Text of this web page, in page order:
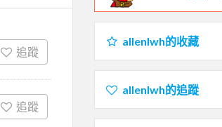
追蹤
追蹤
allenlwh的收藏
allenlwh的追蹤